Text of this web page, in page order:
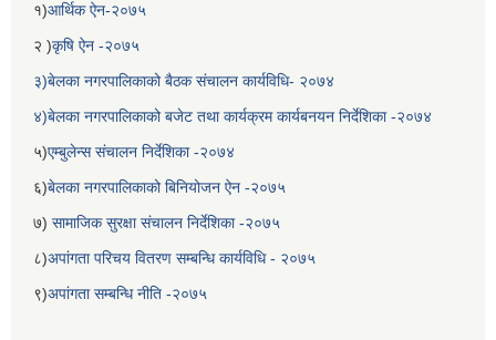
१)आर्थिक ऐन-२०७५
२ )कृषि ऐन -२०७५
३)बेलका नगरपालिकाको बैठक संचालन कार्यविधि- २०७४
४)बेलका नगरपालिकाको बजेट तथा कार्यक्रम कार्यबनयन निर्देशिका -२०७४
५)एम्बुलेन्स संचालन निर्देशिका -२०७४
६)बेलका नगरपालिकाको बिनियोजन ऐन -२०७५
७) सामाजिक सुरक्षा संचालन निर्देशिका -२०७५
८)अपांगता परिचय वितरण सम्बन्धि कार्यविधि - २०७५
९)अपांगता सम्बन्धि नीति -२०७५